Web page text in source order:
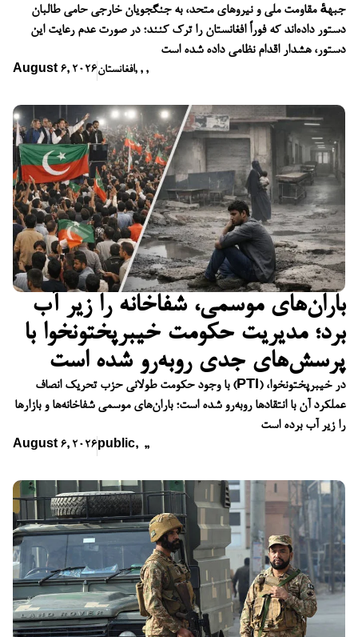
جبههٔ مقاومت ملی و نیروهای متحد، به جنگجویان خارجی حامی طالبان
دستور داده‌اند که فوراً افغانستان را ترک کنند؛ در صورت عدم رعایت این
دستور، هشدار اقدام نظامی داده شده است
August 6, 2026افغانستان, , ,
باران‌های موسمی، شفاخانه را زیر آب
برد؛ مدیریت حکومت خیبرپختونخوا با
پرسش‌های جدی روبه‌رو شده است
با وجود حکومت طولانی حزب تحریک انصاف (PTI) در خیبرپختونخوا،
عملکرد آن با انتقادها روبه‌رو شده است؛ باران‌های موسمی شفاخانه‌ها و بازارها
را زیر آب برده است
August 6, 2026 public, ,,